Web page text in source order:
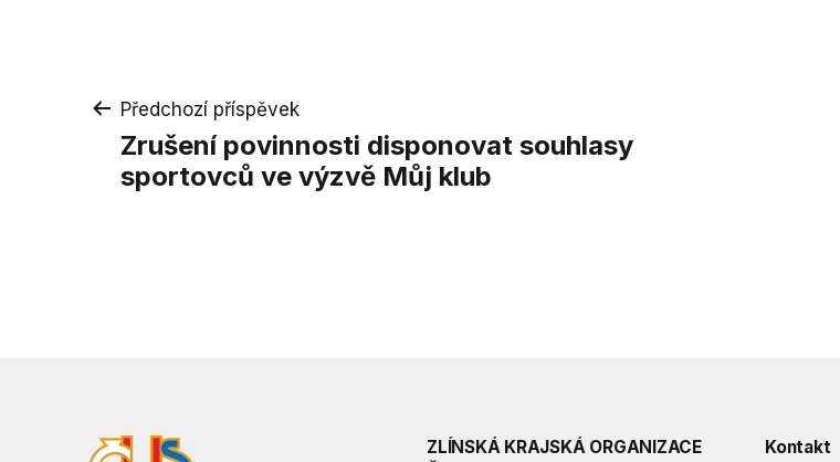
Navigace
pro
Předchozí příspěvek
Zrušení povinnosti disponovat souhlasy
sportovců ve výzvě Můj klub
ZLÍNSKÁ KRAJSKÁ ORGANIZACE
Kontakt